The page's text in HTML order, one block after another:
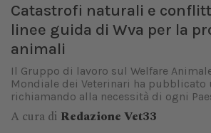
Catastrofi naturali e
linee guida di Wva per la
animali
Il Gruppo di lavoro sul Welfare
Mondiale dei Veterinari ha pubblicato
richiamando alla necessità di ogni
A cura di Redazione Vet33